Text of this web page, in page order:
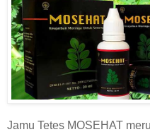
Jamu Tetes MOSEHAT